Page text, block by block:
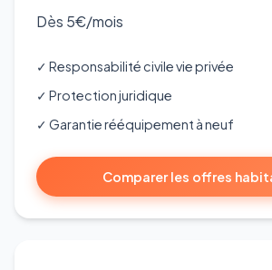
Dès 5€/mois
✓ Responsabilité civile vie privée
✓ Protection juridique
✓ Garantie rééquipement à neuf
Comparer les offres